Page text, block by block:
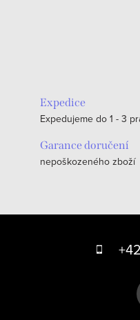
Expedice
Expedujeme do 1 - 3
Garance doručení
nepoškozeného zboží